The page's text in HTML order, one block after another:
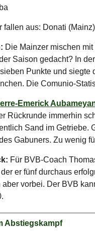
fallen aus: Donati (Mainz)
Die Mainzer mischen
Saison gedacht? In
Punkte und
Die Comunio-
Emerick
Rückrunde immerhin
Sand im Getriebe.
Gabuners. Zu wenig
Für BVB-Coach
er fünf durchaus
vorbei. Der BVB
Abstiegskampf